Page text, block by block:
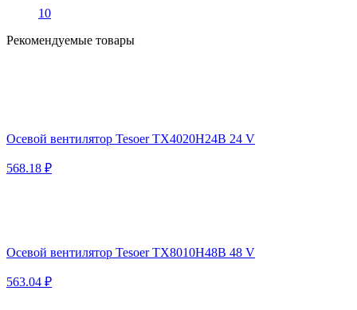
10
Рекомендуемые товары
Осевой вентилятор Tesoer TX4020H24B 24 V
568.18 ₽
Осевой вентилятор Tesoer TX8010H48B 48 V
563.04 ₽